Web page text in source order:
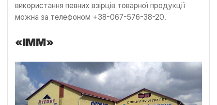
використання певних взірців товарної продукції
можна за телефоном +38-067-576-38-20.
«ІММ»